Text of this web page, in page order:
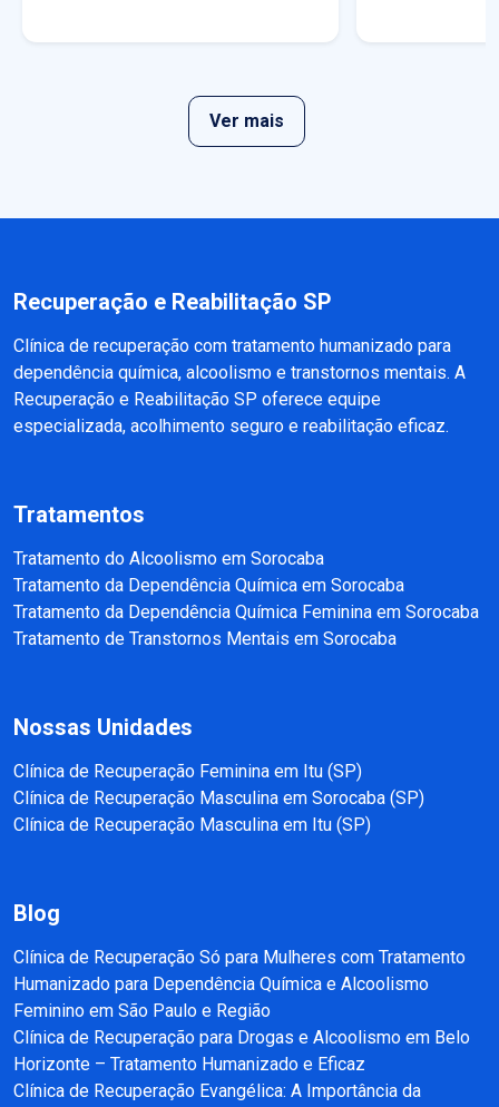
Ver mais
Recuperação e Reabilitação SP
Clínica de recuperação com tratamento humanizado para
dependência química, alcoolismo e transtornos mentais. A
Recuperação e Reabilitação SP oferece equipe
especializada, acolhimento seguro e reabilitação eficaz.
Tratamentos
Tratamento do Alcoolismo em Sorocaba
Tratamento da Dependência Química em Sorocaba
Tratamento da Dependência Química Feminina em Sorocaba
Tratamento de Transtornos Mentais em Sorocaba
Nossas Unidades
Clínica de Recuperação Feminina em Itu (SP)
Clínica de Recuperação Masculina em Sorocaba (SP)
Clínica de Recuperação Masculina em Itu (SP)
Blog
Clínica de Recuperação Só para Mulheres com Tratamento
Humanizado para Dependência Química e Alcoolismo
Feminino em São Paulo e Região
Clínica de Recuperação para Drogas e Alcoolismo em Belo
Horizonte – Tratamento Humanizado e Eficaz
Clínica de Recuperação Evangélica: A Importância da